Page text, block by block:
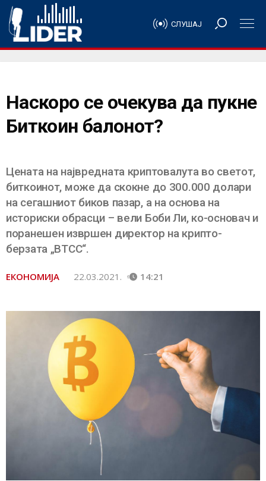
СЛУШАЈ
Наскоро се очекува да пукне
Биткоин балонот?
Цената на највредната криптовалута во светот,
биткоинот, може да скокне до 300.000 долари
на сегашниот биков пазар, а на основа на
историски обрасци – вели Боби Ли, ко-основач и
поранешен извршен директор на крипто-
берзата „BTCC“.
ЕКОНОМИЈА 22.03.2021. 14:21